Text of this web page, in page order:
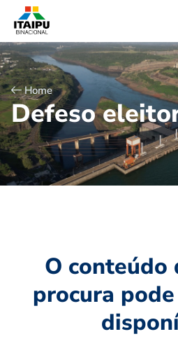
Home
Defeso eleito
O conteúdo
procura